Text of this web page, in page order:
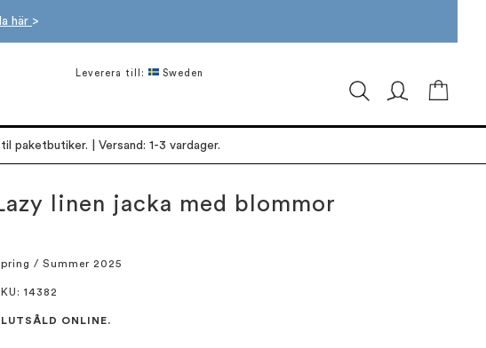
här >
Leverera till: Sweden
paketbutiker. | Versand: 1-3 vardager.
linen jacka med blommor
/ Summer 2025
: 14382
ONLINE.